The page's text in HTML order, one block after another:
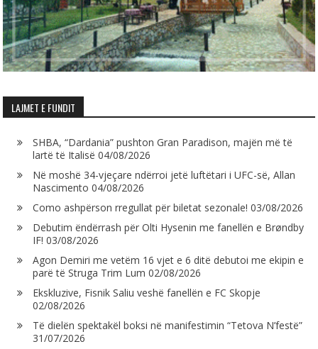
LAJMET E FUNDIT
SHBA, “Dardania” pushton Gran Paradison, majën më të
lartë të Italisë 04/08/2026
Në moshë 34-vjeçare ndërroi jetë luftëtari i UFC-së, Allan
Nascimento 04/08/2026
Como ashpërson rregullat për biletat sezonale! 03/08/2026
Debutim ëndërrash për Olti Hysenin me fanellën e Brøndby
IF! 03/08/2026
Agon Demiri me vetëm 16 vjet e 6 ditë debutoi me ekipin e
parë të Struga Trim Lum 02/08/2026
Ekskluzive, Fisnik Saliu veshë fanellën e FC Skopje
02/08/2026
Të dielën spektakël boksi në manifestimin “Tetova N’festë”
31/07/2026